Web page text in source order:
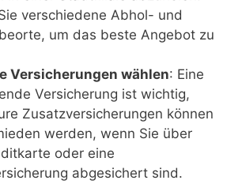
verschiedene Abhol- und
um das beste Angebot zu
Versicherungen wählen: Eine
Versicherung ist wichtig,
Zusatzversicherungen können
werden, wenn Sie über
oder eine
abgesichert sind.